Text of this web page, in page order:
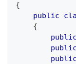
{
public
{
public
public
public